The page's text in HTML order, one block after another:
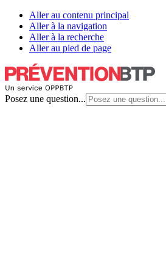
Aller au contenu principal
Aller à la navigation
Aller à la recherche
Aller au pied de page
Posez une question...